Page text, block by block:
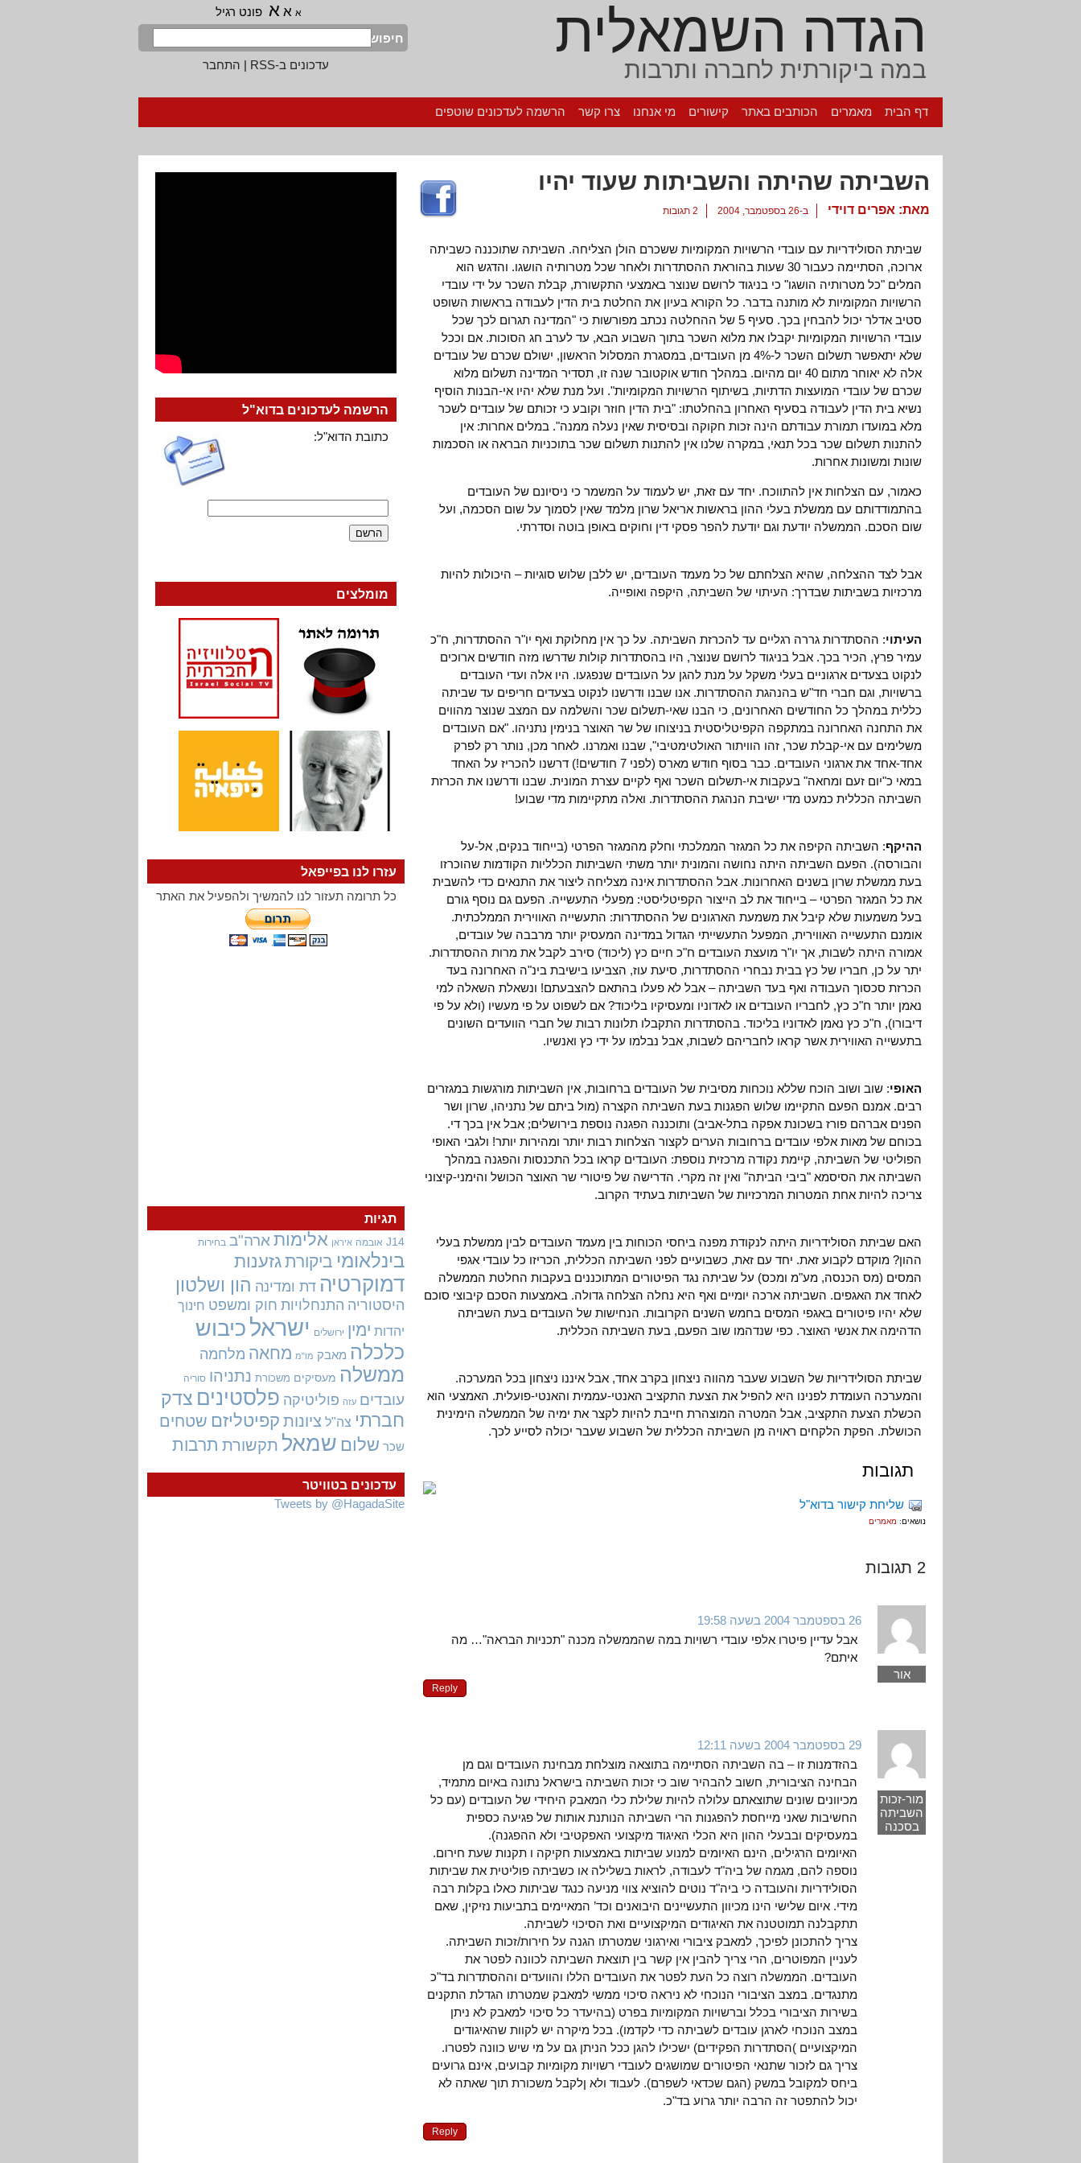
הגדה השמאלית
במה ביקורתית לחברה ותרבות
א א א פונט רגיל
חיפוש
עדכונים ב-RSS
| התחבר
דף הבית מאמרים הכותבים באתר קישורים מי אנחנו צרו קשר הרשמה לעדכונים שוטפים
השביתה שהיתה והשביתות שעוד יהיו
מאת: אפרים דוידי ב-26 בספטמבר, 2004 2 תגובות
שביתת הסולידריות עם עובדי הרשויות המקומיות ששכרם הולן הצליחה. השביתה שתוכננה כשביתה
ארוכה, הסתיימה כעבור 30 שעות בהוראת ההסתדרות ולאחר שכל מטרותיה הושגו. והדגש הוא
המלים "כל מטרותיה הושגו" כי בניגוד לרושם שנוצר באמצעי התקשורת, קבלת השכר על ידי עובדי
הרשויות המקומיות לא מותנה בדבר. כל הקורא בעיון את החלטת בית הדין לעבודה בראשות השופט
סטיב אדלר יכול להבחין בכך. סעיף 5 של ההחלטה נכתב מפורשות כי "המדינה תגרום לכך שכל
עובדי הרשויות המקומיות יקבלו את מלוא השכר בתוך השבוע הבא, עד לערב חג הסוכות. אם וככל
שלא יתאפשר תשלום השכר ל-4% מן העובדים, במסגרת המסלול הראשון, ישולם שכרם של עובדים
אלה לא יאוחר מתום 40 יום מהיום. במהלך חודש אוקטובר שנה זו, תסדיר המדינה תשלום מלוא
שכרם של עובדי המועצות הדתיות, בשיתוף הרשויות המקומיות". ועל מנת שלא יהיו אי-הבנות הוסיף
נשיא בית הדין לעבודה בסעיף האחרון בהחלטתו: "בית הדין חוזר וקובע כי זכותם של עובדים לשכר
מלא במועדו תמורת עבודתם הינה זכות חקוקה ובסיסית שאין נעלה ממנה". במלים אחרות: אין
להתנות תשלום שכר בכל תנאי, במקרה שלנו אין להתנות תשלום שכר בתוכניות הבראה או הסכמות
שונות ומשונות אחרות.
כאמור, עם הצלחות אין להתווכח. יחד עם זאת, יש לעמוד על המשמר כי ניסיונם של העובדים
בהתמודדותם עם ממשלת בעלי ההון בראשות אריאל שרון מלמד שאין לסמוך על שום הסכמה, ועל
שום הסכם. הממשלה יודעת וגם יודעת להפר פסקי דין וחוקים באופן בוטה וסדרתי.
אבל לצד ההצלחה, שהיא הצלחתם של כל מעמד העובדים, יש ללבן שלוש סוגיות – היכולות להיות
מרכזיות בשביתות שבדרך: העיתוי של השביתה, היקפה ואופייה.
העיתוי: ההסתדרות גררה רגליים עד להכרזת השביתה. על כך אין מחלוקת ואף יו"ר ההסתדרות, ח"כ
עמיר פרץ, הכיר בכך. אבל בניגוד לרושם שנוצר, היו בהסתדרות קולות שדרשו מזה חודשים ארוכים
לנקוט בצעדים ארגוניים בעלי משקל על מנת להגן על העובדים שנפגעו. היו אלה ועדי העובדים
ברשויות, וגם חברי חד"ש בהנהגת ההסתדרות. אנו שבנו ודרשנו לנקוט בצעדים חריפים עד שביתה
כללית במהלך כל החודשים האחרונים, כי הבנו שאי-תשלום שכר והשלמה עם המצב שנוצר מהווים
את התחנה האחרונה במתקפה הקפיטליסטית בניצוחו של שר האוצר בנימין נתניהו. "אם העובדים
משלימים עם אי-קבלת שכר, זהו הוויתור האולטימטיבי", שבנו ואמרנו. לאחר מכן, נותר רק לפרק
אחד-אחד את ארגוני העובדים. כבר בסוף חודש מארס (לפני 7 חודשים!) דרשנו להכריז על האחד
במאי כ"יום זעם ומחאה" בעקבות אי-תשלום השכר ואף לקיים עצרת המונית. שבנו ודרשנו את הכרזת
השביתה הכללית כמעט מדי ישיבת הנהגת ההסתדרות. ואלה מתקיימות מדי שבוע!
ההיקף: השביתה הקיפה את כל המגזר הממלכתי וחלק מהמגזר הפרטי (בייחוד בנקים, אל-על
והבורסה). הפעם השביתה היתה נחושה והמונית יותר משתי השביתות הכלליות הקודמות שהוכרזו
בעת ממשלת שרון בשנים האחרונות. אבל ההסתדרות אינה מצליחה ליצור את התנאים כדי להשבית
את כל המגזר הפרטי – בייחוד את לב הייצור הקפיטליסטי: מפעלי התעשייה. הפעם גם נוסף גורם
בעל משמעות שלא קיבל את משמעת הארגונים של ההסתדרות: התעשייה האווירית הממלכתית.
אומנם התעשייה האווירית, המפעל התעשייתי הגדול במדינה המעסיק יותר מרבבה של עובדים,
אמורה היתה לשבות, אך יו"ר מועצת העובדים ח"כ חיים כץ (ליכוד) סירב לקבל את מרות ההסתדרות.
יתר על כן, חבריו של כץ בבית נבחרי ההסתדרות, סיעת עוז, הצביעו בישיבת בינ"ה האחרונה בעד
הכרזת סכסוך העבודה ואף בעד השביתה – אבל לא פעלו בהתאם להצבעתם! ונשאלת השאלה למי
נאמן יותר ח"כ כץ, לחבריו העובדים או לאדוניו ומעסיקיו בליכוד? אם לשפוט על פי מעשיו (ולא על פי
דיבורו), ח"כ כץ נאמן לאדוניו בליכוד. בהסתדרות התקבלו תלונות רבות של חברי הוועדים השונים
בתעשייה האווירית אשר קראו לחבריהם לשבות, אבל נבלמו על ידי כץ ואנשיו.
האופי: שוב ושוב הוכח שללא נוכחות מסיבית של העובדים ברחובות, אין השביתות מורגשות במגזרים
רבים. אמנם הפעם התקיימו שלוש הפגנות בעת השביתה הקצרה (מול ביתם של נתניהו, שרון ושר
הפנים אברהם פורז בשכונת אפקה בתל-אביב) ותוכננה הפגנה נוספת בירושלים; אבל אין בכך די.
בכוחם של מאות אלפי עובדים ברחובות הערים לקצור הצלחות רבות יותר ומהירות יותר! ולגבי האופי
הפוליטי של השביתה, קיימת נקודה מרכזית נוספת: העובדים קראו בכל התכנסות והפגנה במהלך
השביתה את הסיסמא "ביבי הביתה" ואין זה מקרי. הדרישה של פיטורי שר האוצר הכושל והימני-קיצוני
צריכה להיות אחת המטרות המרכזיות של השביתות בעתיד הקרוב.
האם שביתת הסולידריות היתה לנקודת מפנה ביחסי הכוחות בין מעמד העובדים לבין ממשלת בעלי
ההון? מוקדם לקבוע זאת. יחד עם זאת, כשבועיים לפני השביתה הכללית, הכריזו כל עובדי אגפי
המסים (מס הכנסה, מע"מ ומכס) על שביתה נגד הפיטורים המתוכננים בעקבות החלטת הממשלה
לאחד את האגפים. השביתה ארכה יומיים ואף היא נחלה הצלחה גדולה. באמצעות הסכם קיבוצי סוכם
שלא יהיו פיטורים באגפי המסים בחמש השנים הקרובות. הנחישות של העובדים בעת השביתה
הדהימה את אנשי האוצר. כפי שנדהמו שוב הפעם, בעת השביתה הכללית.
שביתת הסולידריות של השבוע שעבר מהווה ניצחון בקרב אחד, אבל איננו ניצחון בכל המערכה.
והמערכה העומדת לפנינו היא להפיל את הצעת התקציב האנטי-עממית והאנטי-פועלית. האמצעי הוא
הכשלת הצעת התקציב, אבל המטרה המוצהרת חייבת להיות לקצר את ימיה של הממשלה הימינית
הכושלת. הפקת הלקחים ראויה מן השביתה הכללית של השבוע שעבר יכולה לסייע לכך.
תגובות
שליחת קישור בדוא"ל
נושאים: מאמרים
2 תגובות
אור
26 בספטמבר 2004 בשעה 19:58
אבל עדיין פיטרו אלפי עובדי רשויות במה שהממשלה מכנה "תכניות הבראה"… מה
איתם?
Reply
מור-זכות
השביתה
בסכנה
29 בספטמבר 2004 בשעה 12:11
בהזדמנות זו – בה השביתה הסתיימה בתוצאה מוצלחת מבחינת העובדים וגם מן
הבחינה הציבורית, חשוב להבהיר שוב כי זכות השביתה בישראל נתונה באיום מתמיד,
מכיוונים שונים שתוצאתם עלולה להיות שלילת כלי המאבק היחידי של העובדים (עם כל
החשיבות שאני מייחסת להפגנות הרי השביתה הנותנת אותות של פגיעה כספית
במעסיקים ובבעלי ההון היא הכלי האיגוד מיקצועי האפקטיבי ולא ההפגנה).
האיומים הרגילים, הינם האיומים למנוע שביתות באמצעות חקיקה ו תקנות שעת חירום.
נוספה להם, מגמה של ביה"ד לעבודה, לראות בשלילה או כשביתה פוליטית את שביתות
הסולידריות והעובדה כי ביה"ד נוטים להוציא צווי מניעה כנגד שביתות כאלו בקלות רבה
מידי. איום שלישי הינו מכיוון התעשיינים היבואנים וכד’ המאיימים בתביעות נזיקין, שאם
תתקבלנה תמוטטנה את האיגודים המיקצועיים ואת הסיכוי לשביתה.
צריך להתכונן לפיכך, למאבק ציבורי ואירגוני שמטרתו הגנה על חירות/זכות השביתה.
לעניין המפוטרים, הרי צריך להבין אין קשר בין תוצאת השביתה לכוונה לפטר את
העובדים. הממשלה רוצה כל העת לפטר את העובדים הללו והוועדים וההסתדרות בד"כ
מתנגדים. במצב הציבורי הנוכחי לא ניראה סיכוי ממשי למאבק שמטרתו הגדלת התקנים
בשירות הציבורי בכלל וברשויות המקומיות בפרט (בהיעדר כל סיכוי למאבק לא ניתן
במצב הנוכחי לארגן עובדים לשביתה כדי לקדמו). בכל מיקרה יש לקוות שהאיגודים
המיקצועיים )הסתדרות הפקידים) ישכילו להגן ככל הניתן גם על מי שיש כוונה לפטרו.
צריך גם לזכור שתנאי הפיטורים שמושגים לעובדי רשויות מקומיות קבועים, אינם גרועים
ביחס למקובל במשק (הגם שכדאי לשפרם). לעבוד ולא ןלקבל משכורת תוך שאתה לא
יכול להתפטר זה הרבה יותר גרוע בד"כ.
Reply
הרשמה לעדכונים בדוא"ל
כתובת הדוא"ל:
מומלצים
עזרו לנו בפייפאל
כל תרומה תעזור לנו להמשיך ולהפעיל את האתר
עדכונים בטוויטר
Tweets by @HagadaSite
תגיות
J14 אובמה איראן אלימות ארה"ב בחירות
בינלאומי ביקורתגזענות
דמוקרטיה דת ומדינה הון ושלטון
היסטוריה התנחלויות חוק ומשפט חינוך
יהדות ימין ירושלים ישראל כיבוש
כלכלה מאבק מו"מ מחאה מלחמה
ממשלה מעסיקים משכורת נתניהו סוריה
עובדים עזה פוליטיקה פלסטינים צדק
חברתי צה"ל ציונות קפיטליזם שטחים
שכר שלום שמאל תקשורת תרבות